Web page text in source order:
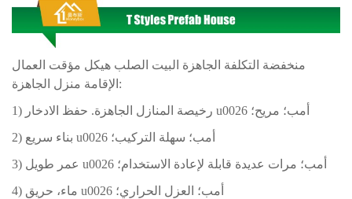
منخفضة التكلفة الجاهزة البيت الصلب هيكل مؤقت العمال
الإقامة منزل الجاهزة:
1) رخيصة المنازل الجاهزة. حفظ الادخار u0026 أمب؛ مريح؛
2) بناء سريع u0026 أمب؛ سهلة التركيب؛
3) عمر طويل u0026 أمب؛ مرات عديدة قابلة لإعادة الاستخدام؛
4) ماء، حريق u0026 أمب؛ العزل الحراري؛